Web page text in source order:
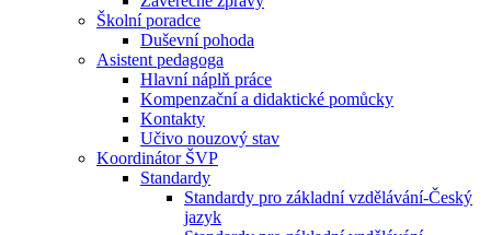
Školní poradce
Duševní pohoda
Asistent pedagoga
Hlavní náplň práce
Kompenzační a didaktické pomůcky
Kontakty
Učivo nouzový stav
Koordinátor ŠVP
Standardy
Standardy pro základní vzdělávání-Český
jazyk